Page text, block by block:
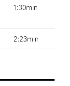
1:30min
2:23min